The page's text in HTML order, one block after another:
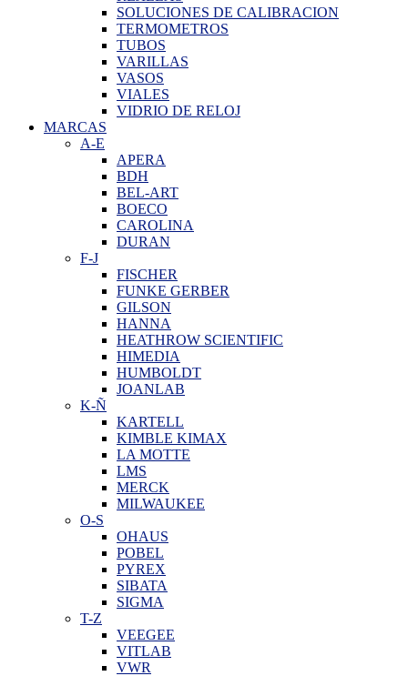
SOLUCIONES DE CALIBRACION
TERMOMETROS
TUBOS
VARILLAS
VASOS
VIALES
VIDRIO DE RELOJ
MARCAS
A-E
APERA
BDH
BEL-ART
BOECO
CAROLINA
DURAN
F-J
FISCHER
FUNKE GERBER
GILSON
HANNA
HEATHROW SCIENTIFIC
HIMEDIA
HUMBOLDT
JOANLAB
K-Ñ
KARTELL
KIMBLE KIMAX
LA MOTTE
LMS
MERCK
MILWAUKEE
O-S
OHAUS
POBEL
PYREX
SIBATA
SIGMA
T-Z
VEEGEE
VITLAB
VWR